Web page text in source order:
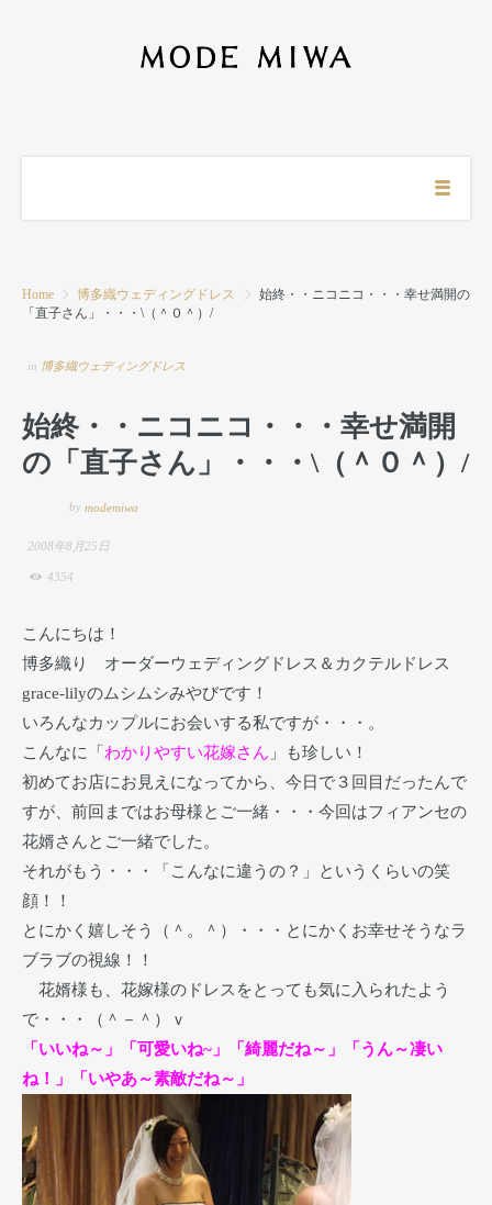
Home 博多織ウェディングドレス
始終・・ニコニコ・・・幸せ満開の
「直子さん」・・・\（＾０＾）/
in 博多織ウェディングドレス
始終・・ニコニコ・・・幸せ満開
の「直子さん」・・・\（＾０＾）/
by modemiwa
2008年8月25日
4354
こんにちは！
博多織り オーダーウェディングドレス＆カクテルドレス
grace-lilyのムシムシみやびです！
いろんなカップルにお会いする私ですが・・・。
こんなに「わかりやすい花嫁さん 」も珍しい！
初めてお店にお見えになってから、今日で３回目だったんで
すが、前回まではお母様とご一緒・・・今回はフィアンセの
花婿さんとご一緒でした。
それがもう・・・「こんなに違うの？」というくらいの笑
顔！！
とにかく嬉しそう（＾。＾）・・・とにかくお幸せそうなラ
ブラブの視線！！
花婿様も、花嫁様のドレスをとっても気に入られたよう
で・・・（＾－＾）ｖ
「いいね～」「可愛いね~」「綺麗だね～」「うん～凄い
ね！」「いやあ～素敵だね～」